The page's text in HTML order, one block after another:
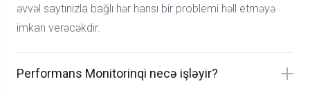
əvvəl saytınızla bağlı hər hansı bir problemi həll etməyə
imkan verəcəkdir.
Performans Monitorinqi necə işləyir?